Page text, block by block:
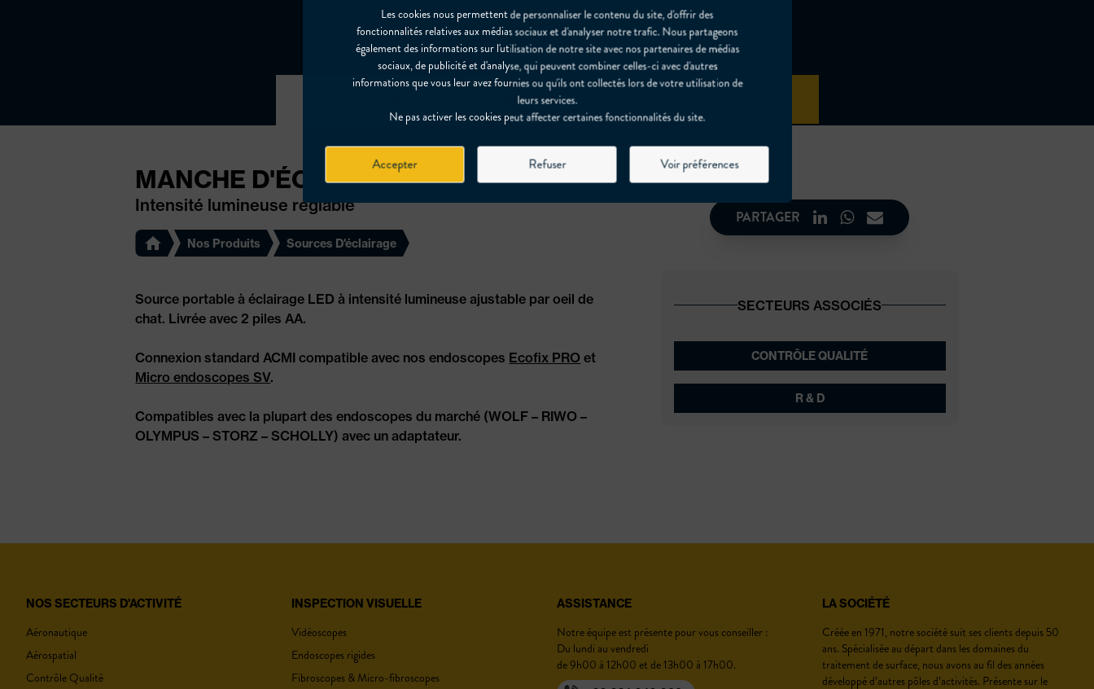
Les cookies nous permettent de personnaliser le contenu du site, d'offrir des
fonctionnalités relatives aux médias sociaux et d'analyser notre trafic. Nous partageons
également des informations sur l'utilisation de notre site avec nos partenaires de médias
sociaux, de publicité et d'analyse, qui peuvent combiner celles-ci avec d'autres
informations que vous leur avez fournies ou qu'ils ont collectés lors de votre utilisation de
leurs services.
Ne pas activer les cookies peut affecter certaines fonctionnalités du site.
Accepter Refuser Voir préférences
INFOS TECHNIQUES
MANCHE D'ÉCLAIRAGE MINI LED
Intensité lumineuse réglable
Nos Produits Sources D'éclairage
Source portable à éclairage LED à intensité lumineuse ajustable par oeil de
chat. Livrée avec 2 piles AA.
Connexion standard ACMI compatible avec nos endoscopes Ecofix PRO et
Micro endoscopes SV.
Compatibles avec la plupart des endoscopes du marché (WOLF – RIWO –
OLYMPUS – STORZ – SCHOLLY) avec un adaptateur.
PARTAGER
SECTEURS ASSOCIÉS
CONTRÔLE QUALITÉ
Prototypage, ensembles complexes, détections de
bavures, fissures, rouille
R & D
CARACTÉRISTIQUES TECHNIQUES
VOTRE DEVIS
NOS SECTEURS D'ACTIVITÉ
Aéronautique
Aérospatial
Contrôle Qualité
ASSISTANCE
Notre équipe est présente pour vous conseiller :
Du lundi au vendredi
de 9h00 à 12h00 et de 13h00 à 17h00.
INSPECTION VISUELLE
Vidéoscopes
Endoscopes rigides
Fibroscopes & Micro-fibroscopes
LA SOCIÉTÉ
Créée en 1971, notre société suit ses clients depuis 50
ans. Spécialisée au départ dans les domaines du
traitement de surface, nous avons au fil des années
développé d’autres pôles d’activités. Présente sur le